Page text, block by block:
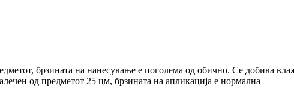
брзината на нанесување е поголема од обично. Се добива
од предметот 25 цм, брзината на апликација е нормална